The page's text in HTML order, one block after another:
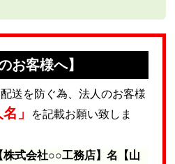
お客様へ】
送を防ぐ為、法人のお客様
」
を記載お願い致しま
式会社○○工務店】名【山